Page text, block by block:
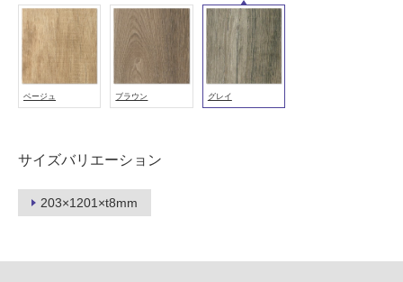
ベージュ ブラウン グレイ
サイズバリエーション
203×1201×t8mm
冷
外)
可